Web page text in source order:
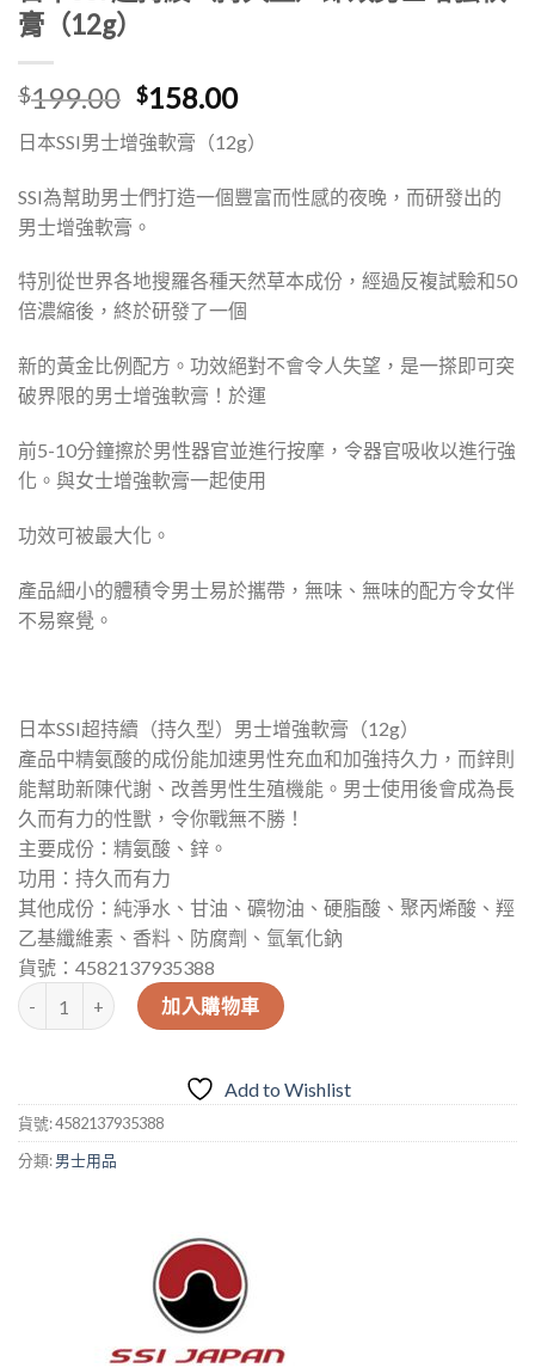
膏（12g）
$199.00 原
始
價
格：
$199.00。
$158.00目
價
格：
$158.00。
日本SSI男士增強軟膏（12g）
SSI為幫助男士們打造一個豐富而性感的夜晚，而研發出的
男士增強軟膏。
特別從世界各地搜羅各種天然草本成份，經過反複試驗和50
倍濃縮後，終於研發了一個
新的黃金比例配方。功效絕對不會令人失望，是一搽即可突
破界限的男士增強軟膏！於運
前5-10分鐘擦於男性器官並進行按摩，令器官吸收以進行強
化。與女士增強軟膏一起使用
功效可被最大化。
產品細小的體積令男士易於攜帶，無味、無味的配方令女伴
不易察覺。
日本SSI超持續（持久型）男士增強軟膏（12g）
產品中精氨酸的成份能加速男性充血和加強持久力，而鋅則
能幫助新陳代謝、改善男性生殖機能。男士使用後會成為長
久而有力的性獸，令你戰無不勝！
主要成份：精氨酸、鋅。
功用：持久而有力
其他成份：純淨水、甘油、礦物油、硬脂酸、聚丙烯酸、羥
乙基纖維素、香料、防腐劑、氫氧化鈉
貨號：4582137935388
日本SSI 超持續（持久型）即效男士增強軟膏（12g） 數量
加入購物車
Add to Wishlist
貨號:4582137935388
分類:男士用品